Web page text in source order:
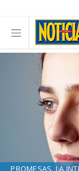
PROMESAS. LA